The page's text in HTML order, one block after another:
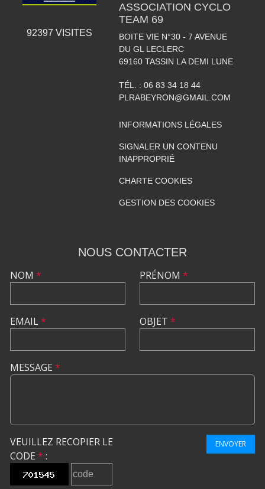
92397 VISITES
ASSOCIATION CYCLO
TEAM 69
BOITE VIE N°30 - 7 AVENUE
DU GL LECLERC
69160 TASSIN LA DEMI LUNE
TÉL. : 06 83 34 18 44
PLRABEYRON@GMAIL.COM
INFORMATIONS LÉGALES
SIGNALER UN CONTENU
INAPPROPRIÉ
CHARTE COOKIES
GESTION DES COOKIES
NOUS CONTACTER
NOM *
EMAIL*
PRÉNOM *
OBJET *
MESSAGE *
VEUILLEZ RECOPIER LE
CODE * :
ENVOYER